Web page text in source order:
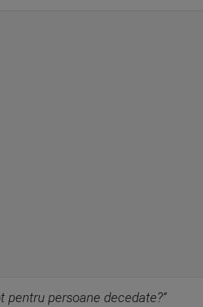
persoane decedate?”